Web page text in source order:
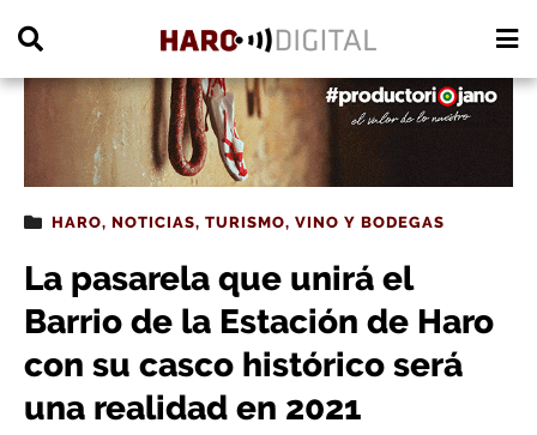
HARO, NOTICIAS, TURISMO, VINO Y BODEGAS
La pasarela que unirá el
Barrio de la Estación de Haro
con su casco histórico será
una realidad en 2021